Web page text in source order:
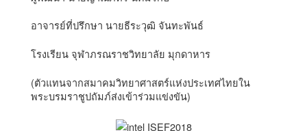
อาจารย์ที่ปรึกษา นายธีระวุฒิ จันทะพันธ์
โรงเรียน จุฬาภรณราชวิทยาลัย มุกดาหาร
(ตัวแทนจากสมาคมวิทยาศาสตร์แห่งประเทศไทยใน
พระบรมราชูปถัมภ์ส่งเข้าร่วมแข่งขัน)